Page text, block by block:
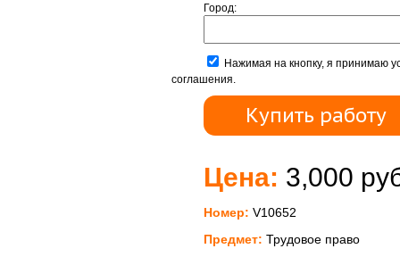
Город:
Нажимая на кнопку, я принимаю
соглашения.
Цена: 3,000
Номер: V10652
Предмет: Трудовое право